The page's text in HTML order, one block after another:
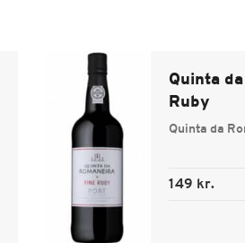
Quinta
Ruby
Quinta da
149 kr.